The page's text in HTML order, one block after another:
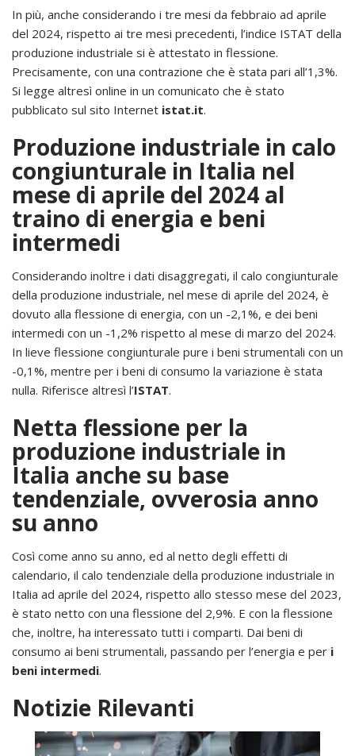
In più, anche considerando i tre mesi da febbraio ad aprile
del 2024, rispetto ai tre mesi precedenti, l’indice ISTAT della
produzione industriale si è attestato in flessione.
Precisamente, con una contrazione che è stata pari all’1,3%.
Si legge altresì online in un comunicato che è stato
pubblicato sul sito Internet istat.it.
Produzione industriale in calo
congiunturale in Italia nel
mese di aprile del 2024 al
traino di energia e beni
intermedi
Considerando inoltre i dati disaggregati, il calo congiunturale
della produzione industriale, nel mese di aprile del 2024, è
dovuto alla flessione di energia, con un -2,1%, e dei beni
intermedi con un -1,2% rispetto al mese di marzo del 2024.
In lieve flessione congiunturale pure i beni strumentali con un
-0,1%, mentre per i beni di consumo la variazione è stata
nulla. Riferisce altresì l’ISTAT.
Netta flessione per la
produzione industriale in
Italia anche su base
tendenziale, ovverosia anno
su anno
Così come anno su anno, ed al netto degli effetti di
calendario, il calo tendenziale della produzione industriale in
Italia ad aprile del 2024, rispetto allo stesso mese del 2023,
è stato netto con una flessione del 2,9%. E con la flessione
che, inoltre, ha interessato tutti i comparti. Dai beni di
consumo ai beni strumentali, passando per l’energia e per i
beni intermedi.
Notizie Rilevanti